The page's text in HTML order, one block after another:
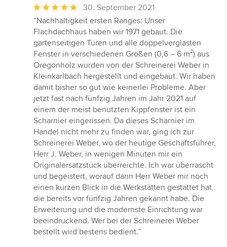
Durchschnittliche
Bewertung:
5
von
5
Sternen
30. September 2021
“Nachhaltigkeit ersten Ranges: Unser
Flachdachhaus haben wir 1971 gebaut. Die
gartenseitigen Türen und alle doppelverglasten
Fenster in verschiedenen Größen (0,6 – 6 m²) aus
Oregonholz wurden von der Schreinerei Weber in
Kleinkarlbach hergestellt und eingebaut. Wir haben
damit bisher so gut wie keinerlei Probleme. Aber
jetzt fast nach fünfzig Jahren im Jahr 2021 auf
einem der meist benutzten Kippfenster ist ein
Scharnier eingerissen. Da dieses Scharnier im
Handel nicht mehr zu finden war, ging ich zur
Schreinerei Weber, wo der heutige Geschäftsführer,
Herr J. Weber, in wenigen Minuten mir ein
Originalersatzstück überreichte. Ich war überrascht
und begeistert, worauf dann Herr Weber mir noch
einen kurzen Blick in die Werkstätten gestattet hat,
die bereits vor fünfzig Jahren gekannt habe. Die
Erweiterung und die modernste Einrichtung war
beeindruckend. Wer bei der Schreinerei Weber
bestellt wird bestens bedient.”